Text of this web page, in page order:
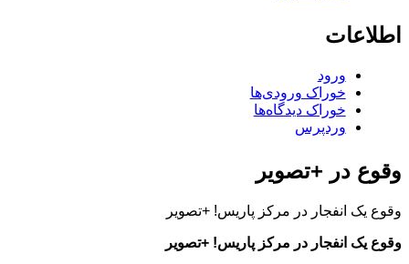
اطلاعات
ورود
خوراک ورودی‌ها
خوراک دیدگاه‌ها
وردپرس
وقوع در +تصویر
وقوع یک انفجار در مرکز پاریس! +تصویر
وقوع یک انفجار در مرکز پاریس! +تصویر